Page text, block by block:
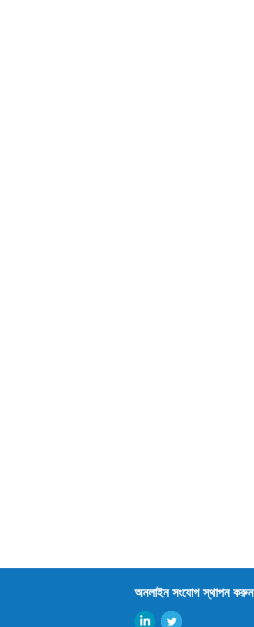
অনলাইন সংযোগ স্থাপন করুন